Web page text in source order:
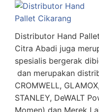
Distributor Hand
Citra Abadi juga
spesialis bergerak
dan merupakan
CROMWELL,
STANLEY, DeWALT
Momen) dan Merek